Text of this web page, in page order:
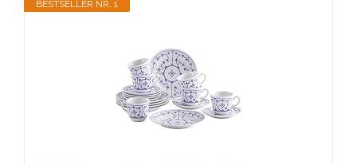
BESTSELLER NR. 1